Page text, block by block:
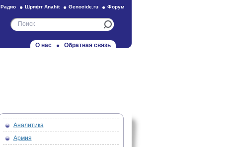
Радио Шрифт Anahit Genocide.ru Форум
О нас Обратная связь
Аналитика
Армия